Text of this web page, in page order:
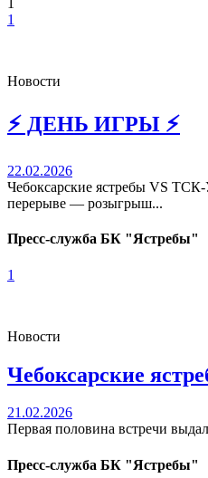
1
1
Новости
⚡️ ДЕНЬ ИГРЫ ⚡️
22.02.2026
Чебоксарские ястребы VS
перерыве — розыгрыш...
Пресс-служба БК "Ястребы"
1
Новости
Чебоксарские
21.02.2026
Первая половина встречи
Пресс-служба БК "Ястребы"